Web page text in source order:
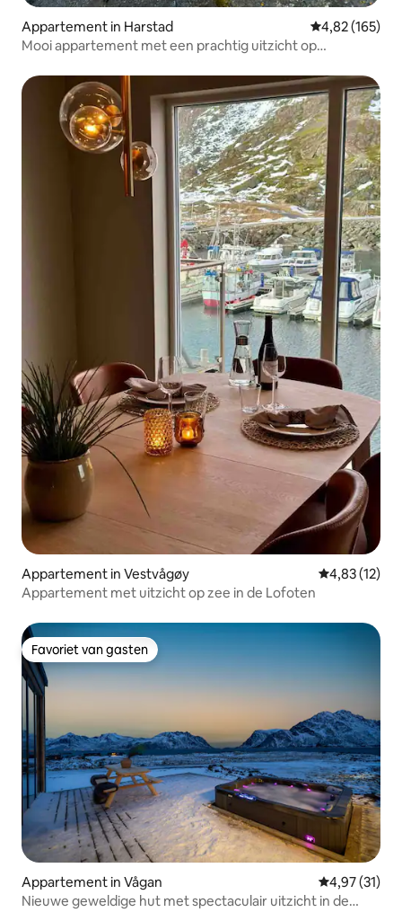
Appartement in Harstad Gemiddelde
4,82 (165)
Mooi appartement met een prachtig uitzicht op
Appartement in Vestvågøy Gemiddelde
4,83 (12)
Appartement met uitzicht op zee in de Lofoten
Favoriet van gasten
Favoriet van gasten
Appartement in Vågan Gemiddelde
4,97 (31)
Nieuwe geweldige hut met spectaculair uitzicht in de